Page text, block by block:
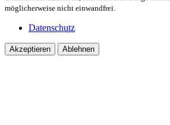
möglicherweise nicht einwandfrei.
Datenschutz
Akzeptieren Ablehnen